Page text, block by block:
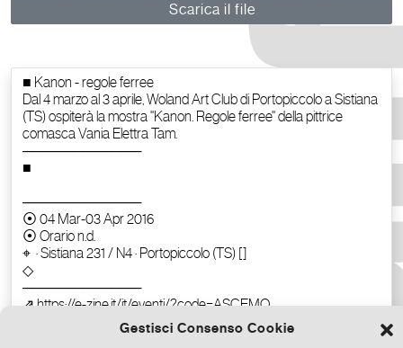
Gestisci Consenso Cookie
Scarica il file